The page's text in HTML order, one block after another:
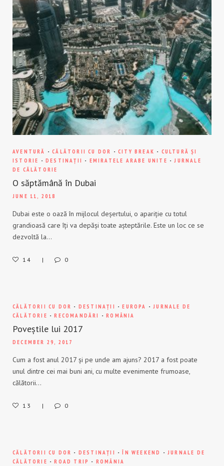
AVENTURĂ -CĂLĂTORII CU DOR -CITY BREAK - CULTURĂ ȘI
ISTORIE -DESTINAȚII - EMIRATELE ARABE UNITE -JURNALE
DE CĂLĂTORIE
O săptămână în Dubai
JUNE 11, 2018
Dubai este o oază în mijlocul deșertului, o apariție cu totul
grandioasă care îți va depăși toate așteptările. Este un loc ce se
dezvoltă la…
14 0
CĂLĂTORII CU DOR - DESTINAȚII -EUROPA -JURNALE DE
CĂLĂTORIE -RECOMANDĂRI -ROMÂNIA
Poveștile lui 2017
DECEMBER 29, 2017
Cum a fost anul 2017 și pe unde am ajuns? 2017 a fost poate
unul dintre cei mai buni ani, cu multe evenimente frumoase,
călătorii…
13 0
CĂLĂTORII CU DOR - DESTINAȚII -ÎN WEEKEND -JURNALE DE
CĂLĂTORIE -ROAD TRIP - ROMÂNIA